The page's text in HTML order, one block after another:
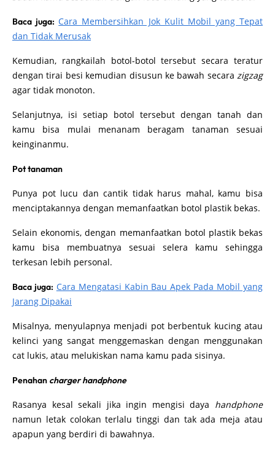
Baca juga:Cara Membersihkan Jok Kulit Mobil yang Tepat
dan Tidak Merusak
Kemudian, rangkailah botol-botol tersebut secara teratur
dengan tirai besi kemudian disusun ke bawah secara zigzag
agar tidak monoton.
Selanjutnya, isi setiap botol tersebut dengan tanah dan
kamu bisa mulai menanam beragam tanaman sesuai
keinginanmu.
Pot tanaman
Punya pot lucu dan cantik tidak harus mahal, kamu bisa
menciptakannya dengan memanfaatkan botol plastik bekas.
Selain ekonomis, dengan memanfaatkan botol plastik bekas
kamu bisa membuatnya sesuai selera kamu sehingga
terkesan lebih personal.
Baca juga: Cara Mengatasi Kabin Bau Apek Pada Mobil yang
Jarang Dipakai
Misalnya, menyulapnya menjadi pot berbentuk kucing atau
kelinci yang sangat menggemaskan dengan menggunakan
cat lukis, atau melukiskan nama kamu pada sisinya.
Penahan charger handphone
Rasanya kesal sekali jika ingin mengisi daya handphone
namun letak colokan terlalu tinggi dan tak ada meja atau
apapun yang berdiri di bawahnya.